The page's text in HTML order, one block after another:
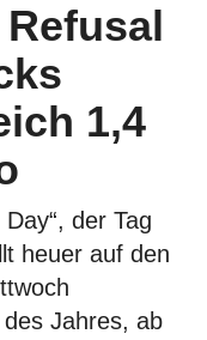
1,4
der Tag
heuer auf den
Jahres, ab